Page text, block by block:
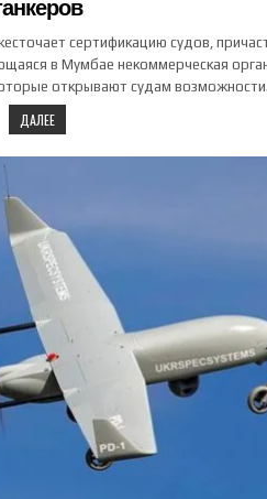
сертификацию судов,
в Мумбае некоммерческая
открывают судам
ДАЛЕЕ